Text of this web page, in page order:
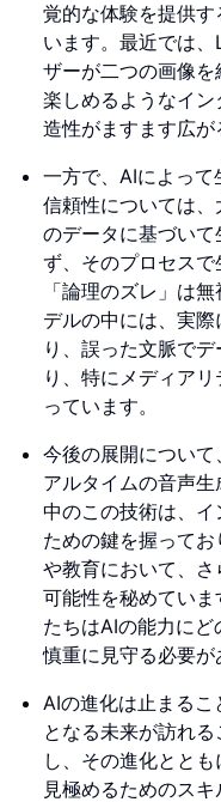
覚的な体験を提供
います。最近では
ザーが二つの画像
楽しめるようなイ
造性がますます広が
一方で、AIによっ
信頼性については
のデータに基づい
ず、そのプロセス
「論理のズレ」は
デルの中には、実
り、誤った文脈で
り、特にメディア
っています。
今後の展開につい
アルタイムの音声
中のこの技術は、
ための鍵を握って
や教育において、
可能性を秘めてい
たちはAIの能力にど
慎重に見守る必要が
AIの進化は止まる
となる未来が訪れ
し、その進化とと
見極めるためのス